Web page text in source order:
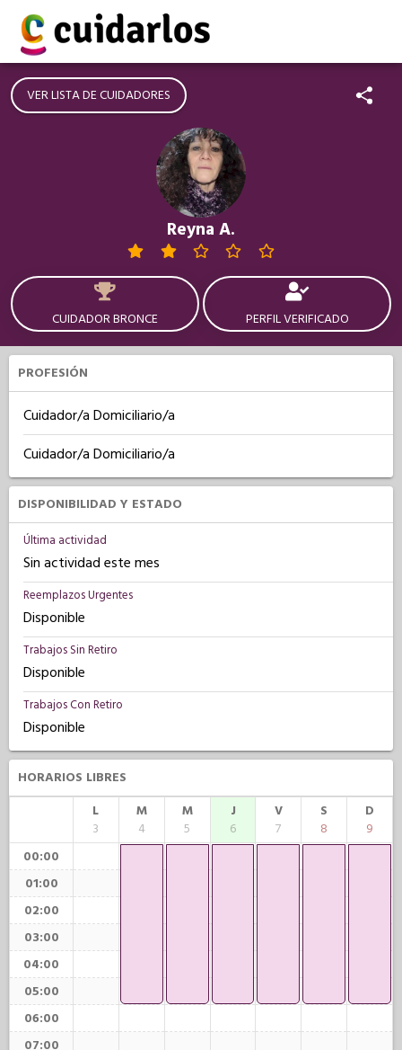
VER LISTA DE CUIDADORES
Reyna A.
CUIDADOR BRONCE PERFIL VERIFICADO
PROFESIÓN
Cuidador/a Domiciliario/a
Cuidador/a Domiciliario/a
DISPONIBILIDAD Y ESTADO
Última actividad
Sin actividad este mes
Reemplazos Urgentes
Disponible
Trabajos Sin Retiro
Disponible
Trabajos Con Retiro
Disponible
HORARIOS LIBRES
L
3
M
4
M
5
J
6
V
7
S
8
D
9
00:00
01:00
02:00
03:00
04:00
05:00
06:00
07:00